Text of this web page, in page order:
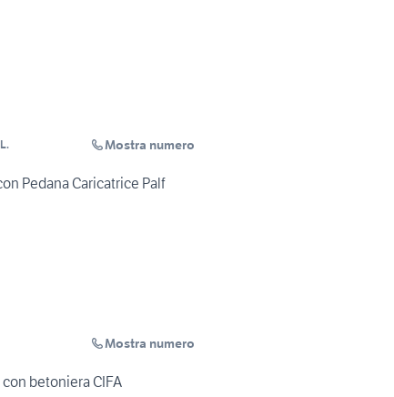
Mostra numero
Pedana Caricatrice Palf
Mostra numero
con betoniera CIFA